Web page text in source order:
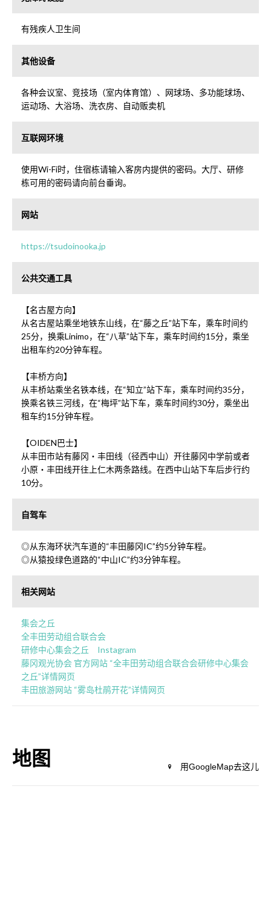
有残疾人卫生间
其他设备
各种会议室、竞技场（室内体育馆）、网球场、多功能球场、
运动场、大浴场、洗衣房、自动贩卖机
互联网环境
使用Wi-Fi时，住宿栋请输入客房内提供的密码。大厅、研修
栋可用的密码请向前台垂询。
网站
https://tsudoinooka.jp
公共交通工具
【名古屋方向】
从名古屋站乘坐地铁东山线，在“藤之丘”站下车，乘车时间约
25分，换乘Linimo，在“八草”站下车，乘车时间约15分，乘坐
出租车约20分钟车程。
【丰桥方向】
从丰桥站乘坐名铁本线，在“知立”站下车，乘车时间约35分，
换乘名铁三河线，在“梅坪”站下车，乘车时间约30分，乘坐出
租车约15分钟车程。
【OIDEN巴士】
从丰田市站有藤冈・丰田线（径西中山）开往藤冈中学前或者
小原・丰田线开往上仁木两条路线。在西中山站下车后步行约
10分。
自驾车
◎从东海环状汽车道的“丰田藤冈IC”约5分钟车程。
◎从猿投绿色道路的“中山IC”约3分钟车程。
相关网站
集会之丘
全丰田劳动组合联合会
研修中心集会之丘 Instagram
藤冈观光协会 官方网站 “全丰田劳动组合联合会研修中心集会
之丘”详情网页
丰田旅游网站 “雾岛杜鹃开花”详情网页
地图 用GoogleMap去这儿